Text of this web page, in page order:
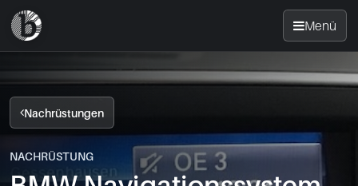
Menü
Startseite
Nachrüsten
News
Nachrüstungen
NACHRÜSTUNG